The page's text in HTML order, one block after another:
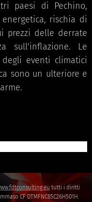
paesi di Pechino,
rischia di
prezzi delle derrate
sull'inflazione. Le
eventi climatici
sono un ulteriore e
tutti i diritti
CF DTMFNC85C26H501H.